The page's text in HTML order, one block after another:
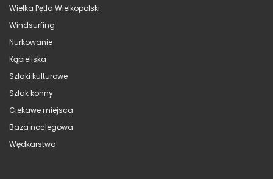
Wielka Pętla Wielkopolski
Windsurfing
Nurkowanie
Kąpieliska
Szlaki kulturowe
Szlak konny
Ciekawe miejsca
Baza noclegowa
Wędkarstwo